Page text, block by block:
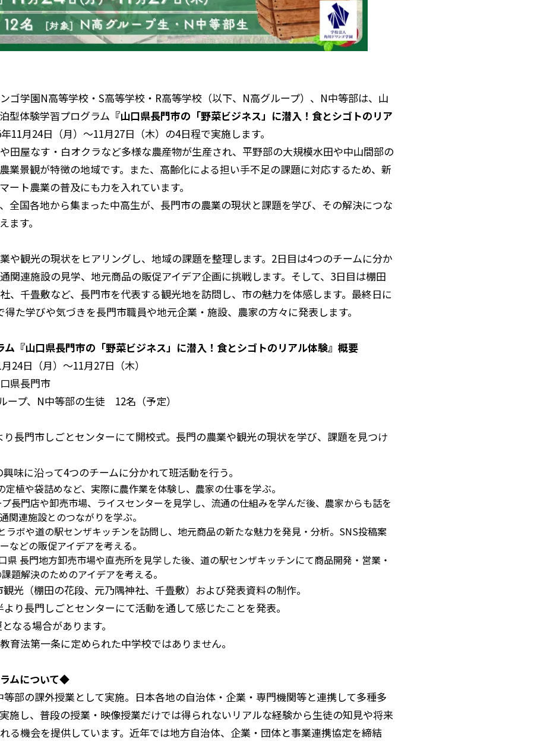
ゴ学園N高等学校・S高等学校・R高等学校（以下、N高グループ）、N中等部は、山
型体験学習プログラム 『山口県長門市の「野菜ビジネス」に潜入！食とシゴトのリア
11月24日（月）〜11月27日（木）の4日程で実施します。
田屋なす・白オクラなど多様な農産物が生産され、平野部の大規模水田や中山間部の
業景観が特徴の地域です。また、高齢化による担い手不足の課題に対応するため、新
ート農業の普及にも力を入れています。
全国各地から集まった中高生が、長門市の農業の現状と課題を学び、その解決につな
ます。
や観光の現状をヒアリングし、地域の課題を整理します。2日目は4つのチームに分か
関連施設の見学、地元商品の販促アイデア企画に挑戦します。そして、3日目は棚田
、千畳敷など、長門市を代表する観光地を訪問し、市の魅力を体感します。最終日に
得た学びや気づきを長門市職員や地元企業・施設、農家の方々に発表します。
ム『山口県長門市の「野菜ビジネス」に潜入！食とシゴトのリアル体験』概要
24日（月）～11月27日（木）
県長門市
ープ、N中等部の生徒 12名（予定）
り長門市しごとセンターにて開校式。長門の農業や観光の現状を学び、課題を見つけ
味に沿って4つのチームに分かれて班活動を行う。
定植や袋詰めなど、実際に農作業を体験し、農家の仕事を学ぶ。
プ長門店や卸売市場、ライスセンターを見学し、流通の仕組みを学んだ後、農家からも話を
関連施設とのつながりを学ぶ。
ラボや道の駅センザキッチンを訪問し、地元商品の新たな魅力を発見・分析。SNS投稿案
などの販促アイデアを考える。
県 長門地方卸売市場や直売所を見学した後、道の駅センザキッチンにて商品開発・営業・
題解決のためのアイデアを考える。
観光（棚田の花段、元乃隅神社、千畳敷）および発表資料の制作。
より長門しごとセンターにて活動を通して感じたことを発表。
なる場合があります。
育法第一条に定められた中学校ではありません。
ムについて◆
等部の課外授業として実施。日本各地の自治体・企業・専門機関等と連携して多種多
施し、普段の授業・映像授業だけでは得られないリアルな経験から生徒の知見や将来
る機会を提供しています。近年では地方自治体、企業・団体と事業連携協定を締結